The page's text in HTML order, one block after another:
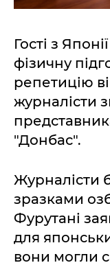
Гості з
фізичну
репетицію
журналісти
"Донбас".
Журналісти
зразками
Фурутані
для
вони могли